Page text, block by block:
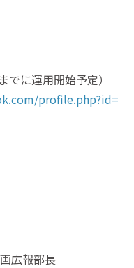
に運用開始予定）
profile.php?id=
広報部長